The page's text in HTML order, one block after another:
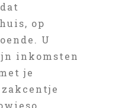
op
U
inkomsten
je